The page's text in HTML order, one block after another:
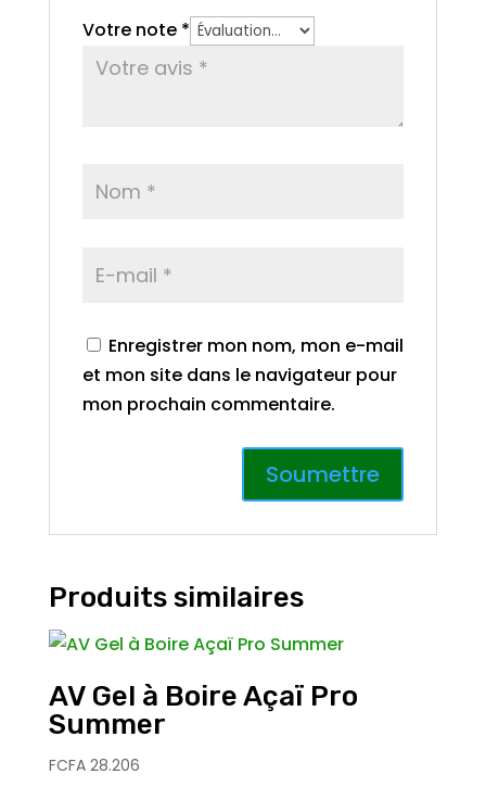
Votre note *
Enregistrer mon nom, mon e-mail
et mon site dans le navigateur pour
mon prochain commentaire.
Produits similaires
AV Gel à Boire Açaï Pro
Summer
FCFA28.206